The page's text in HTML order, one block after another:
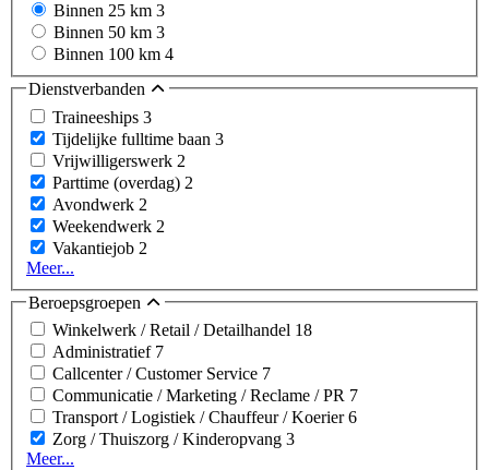
Binnen 25 km 3
Binnen 50 km 3
Binnen 100 km 4
Dienstverbanden
Traineeships 3
Tijdelijke fulltime baan 3
Vrijwilligerswerk 2
Parttime (overdag) 2
Avondwerk 2
Weekendwerk 2
Vakantiejob 2
Meer...
Beroepsgroepen
Winkelwerk / Retail / Detailhandel 18
Administratief 7
Callcenter / Customer Service 7
Communicatie / Marketing / Reclame / PR 7
Transport / Logistiek / Chauffeur / Koerier6
Zorg / Thuiszorg / Kinderopvang 3
Meer...